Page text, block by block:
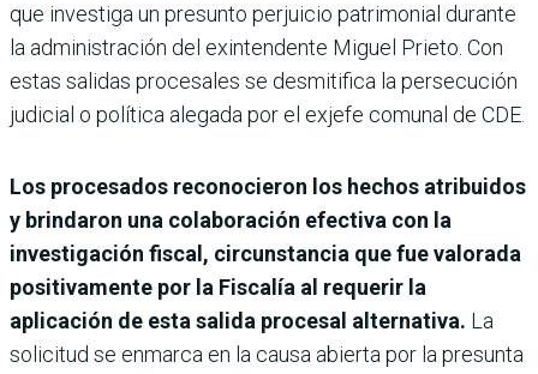
que investiga un presunto perjuicio patrimonial durante
la administración del exintendente Miguel Prieto. Con
estas salidas procesales se desmitifica la persecución
judicial o política alegada por el exjefe comunal de CDE.
Los procesados reconocieron los hechos atribuidos
y brindaron una colaboración efectiva con la
investigación fiscal, circunstancia que fue valorada
positivamente por la Fiscalía al requerir la
aplicación de esta salida procesal alternativa. La
solicitud se enmarca en la causa abierta por la presunta